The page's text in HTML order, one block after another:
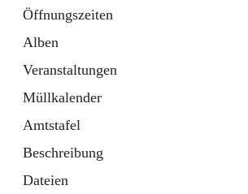
Öffnungszeiten
Alben
Veranstaltungen
Müllkalender
Amtstafel
Beschreibung
Dateien
Tab
Kindergarten
öffnet
in
neuem
Tab